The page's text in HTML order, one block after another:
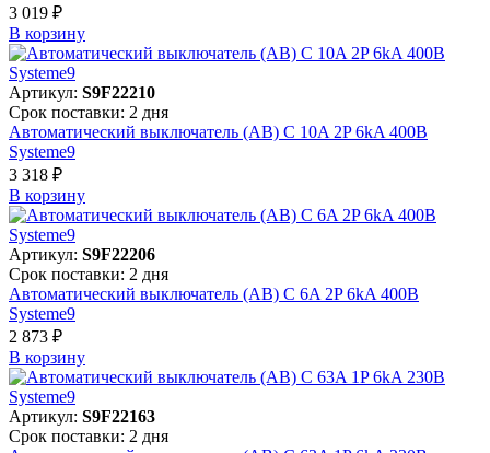
3 019 ₽
В корзинy
Артикул: S9F22210
Срок поставки: 2 дня
Автоматический выключатель (АВ) C 10A 2P 6kA 400В
Systeme9
3 318 ₽
В корзинy
Артикул: S9F22206
Срок поставки: 2 дня
Автоматический выключатель (АВ) C 6A 2P 6kA 400В
Systeme9
2 873 ₽
В корзинy
Артикул: S9F22163
Срок поставки: 2 дня